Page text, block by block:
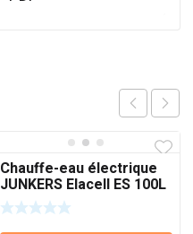
Chauffe-eau électrique
JUNKERS Elacell ES 100L
Verticale